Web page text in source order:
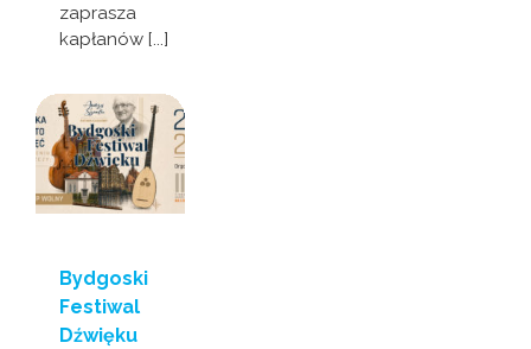
zaprasza
kapłanów [...]
Bydgoski
Festiwal
Dźwięku